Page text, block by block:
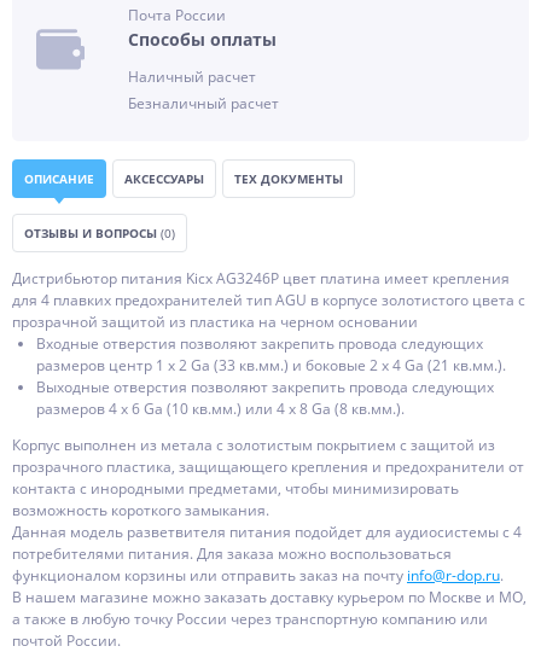
Почта России
Способы оплаты
Наличный расчет
Безналичный расчет
ОПИСАНИЕ АКСЕССУАРЫ ТЕХ ДОКУМЕНТЫ
ОТЗЫВЫ И ВОПРОСЫ (0)
Дистрибьютор питания Kicx AG3246P цвет платина имеет крепления
для 4 плавких предохранителей тип AGU в корпусе золотистого цвета с
прозрачной защитой из пластика на черном основании
Входные отверстия позволяют закрепить провода следующих
размеров центр 1 х 2 Ga (33 кв.мм.) и боковые 2 х 4 Ga (21 кв.мм.).
Выходные отверстия позволяют закрепить провода следующих
размеров 4 х 6 Ga (10 кв.мм.) или 4 х 8 Ga (8 кв.мм.).
Корпус выполнен из метала с золотистым покрытием с защитой из
прозрачного пластика, защищающего крепления и предохранители от
контакта с инородными предметами, чтобы минимизировать
возможность короткого замыкания.
Данная модель разветвителя питания подойдет для аудиосистемы с 4
потребителями питания. Для заказа можно воспользоваться
функционалом корзины или отправить заказ на почту info@r-dop.ru.
В нашем магазине можно заказать доставку курьером по Москве и МО,
а также в любую точку России через транспортную компанию или
почтой России.